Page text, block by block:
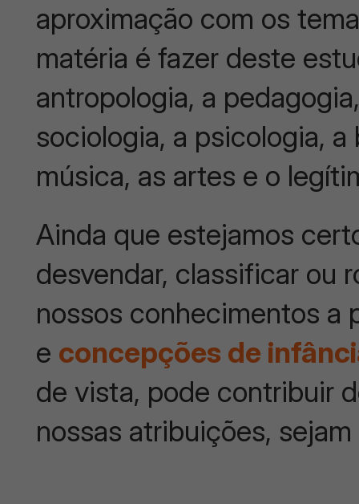
aproximação com os
matéria é fazer deste
antropologia, a
sociologia, a psicologia,
música, as artes e o
Ainda que estejamos
desvendar, classificar ou
nossos conhecimentos a
e concepções de
de vista, pode contribuir
nossas atribuições,